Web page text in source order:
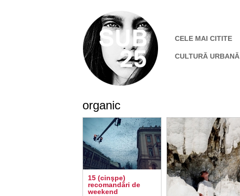
CELE MAI CITITE
CULTURĂ URBANĂ
organic
15 (cinşpe)
recomandări de
weekend